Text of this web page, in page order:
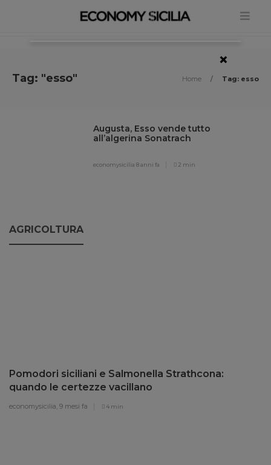
Tag: "esso" Home / Tag: esso
Augusta, Esso vende tutto
all’algerina Sonatrach
economysicilia8 anni fa 2 min
AGRICOLTURA
Pomodori siciliani e Salmonella Strathcona:
quando le certezze vacillano
economysicilia, 9 mesi fa 4 min
×